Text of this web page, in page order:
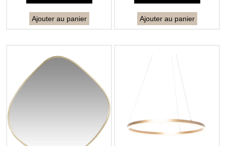
Ajouter au panier Ajouter au panier